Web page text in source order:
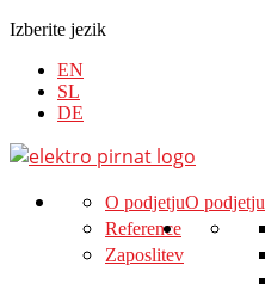
Izberite jezik
EN
SL
DE
O podjetju
O podjetju
Reference
Zaposlitev